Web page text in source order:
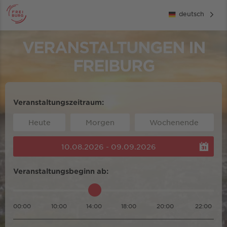
deutsch
VERANSTALTUNGEN IN
FREIBURG
Veranstaltungszeitraum:
Heute Morgen Wochenende
10.08.2026 - 09.09.2026
Veranstaltungsbeginn ab:
00:00 10:00 14:00 18:00 20:00 22:00